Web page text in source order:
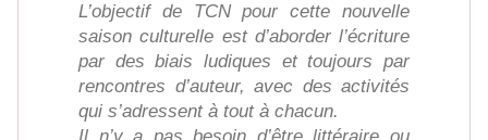
L’objectif de TCN pour cette nouvelle
saison culturelle est d’aborder l’écriture
par des biais ludiques et toujours par
rencontres d’auteur, avec des activités
qui s’adressent à tout à chacun.